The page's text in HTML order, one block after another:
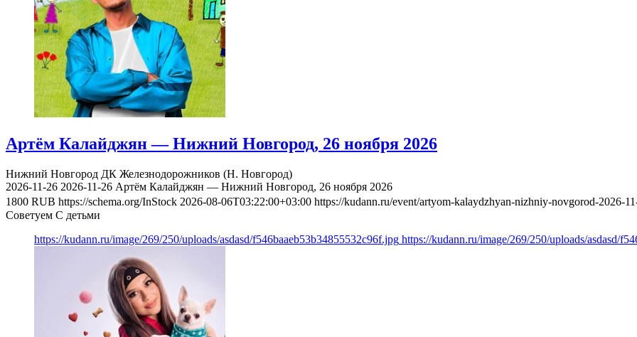
Артём Калайджян — Нижний Новгород, 26 ноября 2026
Нижний Новгород ДК Железнодорожников (Н. Новгород)
2026-11-26 2026-11-26 Артём Калайджян — Нижний Новгород, 26 ноября 2026
1800 RUB https://schema.org/InStock 2026-08-06T03:22:00+03:00 https://kudann.ru/event/artyom-kalaydzhyan-nizhniy-novgorod-2026-
Советуем С детьми
https://kudann.ru/image/269/250/uploads/asdasd/f546baaeb53b34855532c96f.jpg https://kudann.ru/image/269/250/uploads/asdasd/